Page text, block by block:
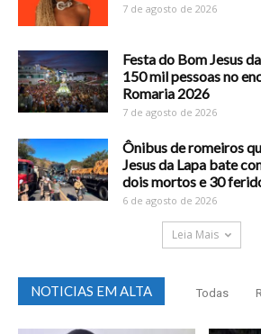
7 de agosto de 2026
Festa do Bom Jesus
150 mil pessoas no
Romaria 2026
7 de agosto de 2026
Ônibus de romeiros
Jesus da Lapa bate
dois mortos e 30
6 de agosto de 2026
Leia Mais
NOTICIAS EM ALTA Todas